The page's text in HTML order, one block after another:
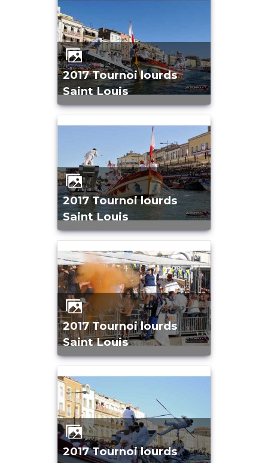
2017 Tournoi lourds
Saint Louis
2017 Tournoi lourds
Saint Louis
2017 Tournoi lourds
Saint Louis
2017 Tournoi lourds